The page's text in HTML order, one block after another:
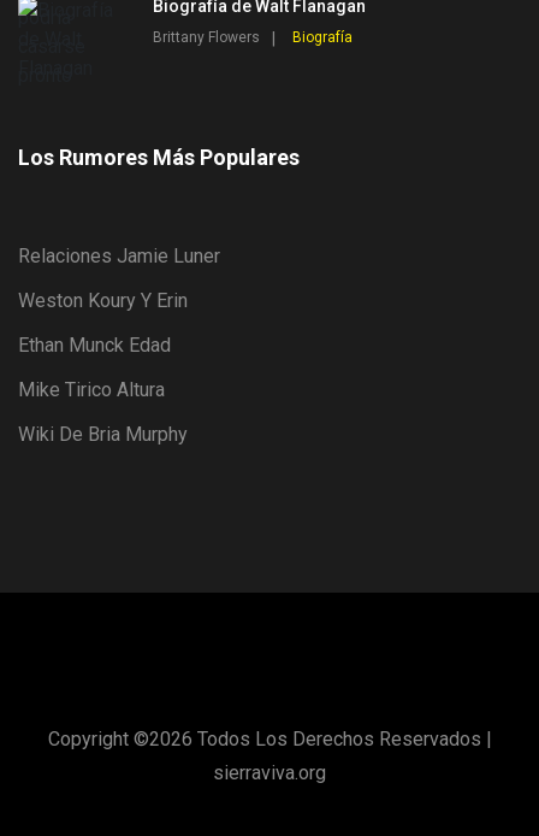
Biografía de Walt Flanagan
Brittany Flowers Biografía
Los Rumores Más Populares
Relaciones Jamie Luner
Weston Koury Y Erin
Ethan Munck Edad
Mike Tirico Altura
Wiki De Bria Murphy
Copyright ©2026 Todos Los Derechos Reservados |
sierraviva.org